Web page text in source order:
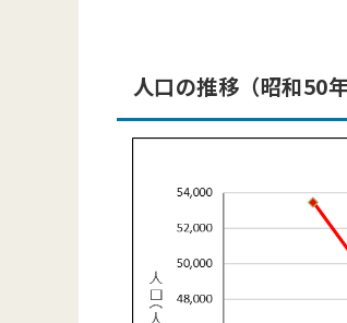
人口の推移（昭和50